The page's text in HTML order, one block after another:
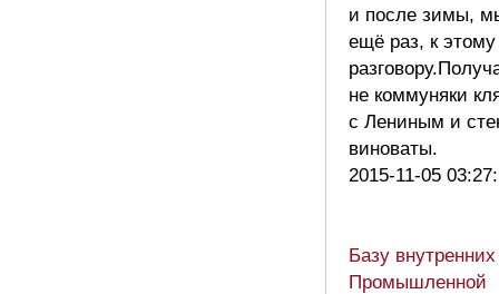
и после зимы,
ещё раз, к этому
не коммуняки
с Лениным и
виноваты.
2015-11-05
Базу
Промышленной